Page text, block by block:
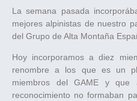
La semana pasada
mejores alpinistas de nuestro
del Grupo de Alta Montaña
Hoy incorporamos a diez
renombre a los que es un
miembros del GAME y
reconocimiento no formaban